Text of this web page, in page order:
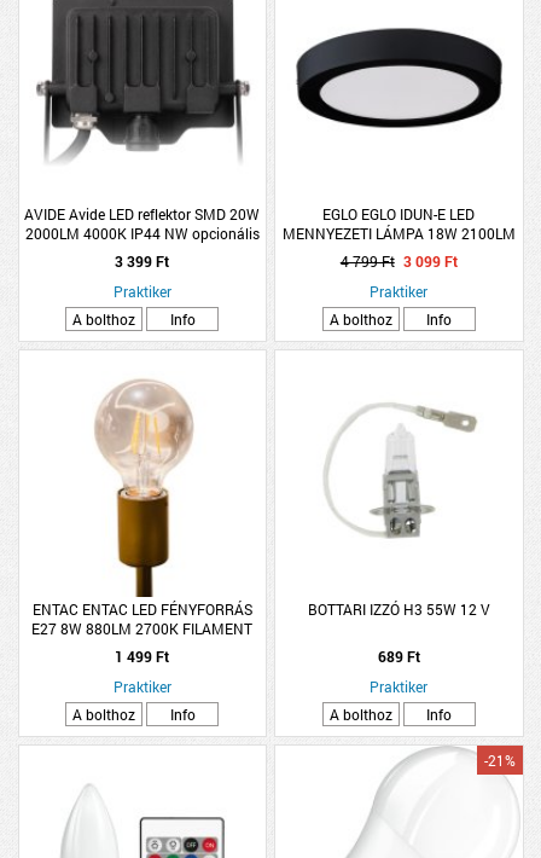
AVIDE Avide LED reflektor SMD 20W
2000LM 4000K IP44 NW opcionális
PIR
3 399 Ft
Praktiker
A bolthoz
Info
EGLO EGLO IDUN-E LED
MENNYEZETI LÁMPA 18W 2100LM
4000K IP20 22,5CM FEKETE
4 799 Ft 3 099 Ft
Praktiker
A bolthoz
Info
ENTAC ENTAC LED FÉNYFORRÁS
E27 8W 880LM 2700K FILAMENT
G80 WW
1 499 Ft
Praktiker
A bolthoz
Info
BOTTARI IZZÓ H3 55W 12 V
689 Ft
Praktiker
A bolthoz
Info
-21%